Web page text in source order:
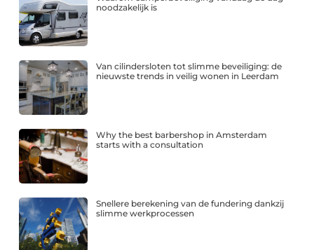
noodzakelijk is
Van cilindersloten tot slimme beveiliging: de
nieuwste trends in veilig wonen in Leerdam
Why the best barbershop in Amsterdam
starts with a consultation
Snellere berekening van de fundering dankzij
slimme werkprocessen